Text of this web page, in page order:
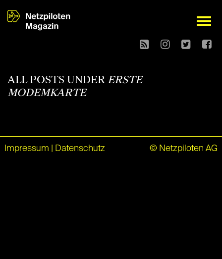
open
ALL POSTS UNDER ERSTE
MODEMKARTE
Impressum Datenschutz © Netzpiloten AG